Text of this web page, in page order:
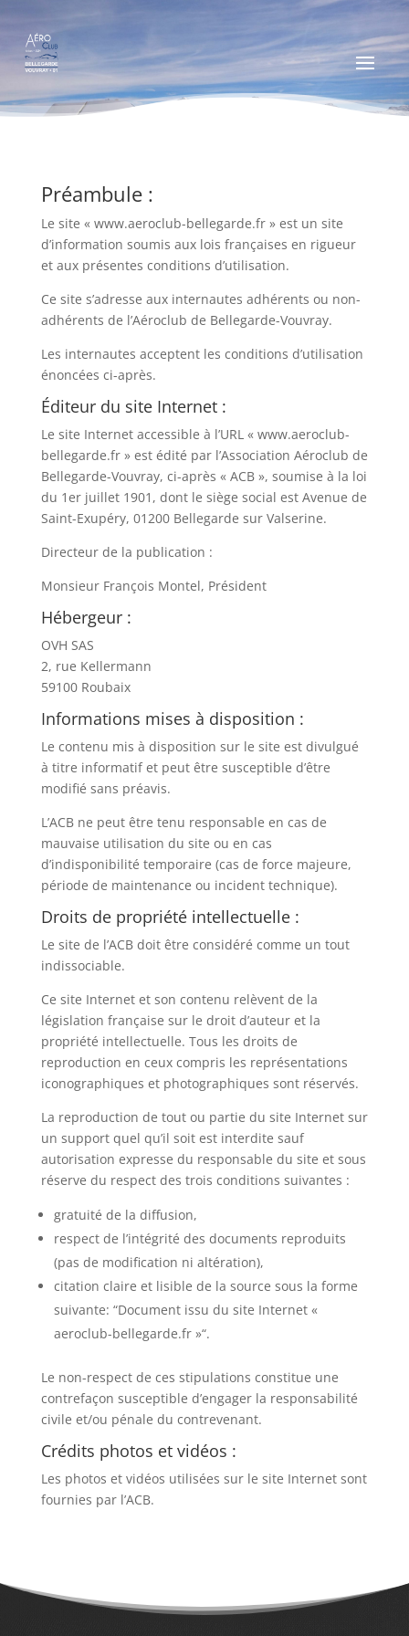
Préambule :
Le site « www.aeroclub-bellegarde.fr » est un site
d’information soumis aux lois françaises en rigueur
et aux présentes conditions d’utilisation.
Ce site s’adresse aux internautes adhérents ou non-
adhérents de l’Aéroclub de Bellegarde-Vouvray.
Les internautes acceptent les conditions d’utilisation
énoncées ci-après.
Éditeur du site Internet :
Le site Internet accessible à l’URL « www.aeroclub-
bellegarde.fr » est édité par l’Association Aéroclub de
Bellegarde-Vouvray, ci-après « ACB », soumise à la loi
du 1er juillet 1901, dont le siège social est Avenue de
Saint-Exupéry, 01200 Bellegarde sur Valserine.
Directeur de la publication :
Monsieur François Montel, Président
Hébergeur :
OVH SAS
2, rue Kellermann
59100 Roubaix
Informations mises à disposition :
Le contenu mis à disposition sur le site est divulgué
à titre informatif et peut être susceptible d’être
modifié sans préavis.
L’ACB ne peut être tenu responsable en cas de
mauvaise utilisation du site ou en cas
d’indisponibilité temporaire (cas de force majeure,
période de maintenance ou incident technique).
Droits de propriété intellectuelle :
Le site de l’ACB doit être considéré comme un tout
indissociable.
Ce site Internet et son contenu relèvent de la
législation française sur le droit d’auteur et la
propriété intellectuelle. Tous les droits de
reproduction en ceux compris les représentations
iconographiques et photographiques sont réservés.
La reproduction de tout ou partie du site Internet sur
un support quel qu’il soit est interdite sauf
autorisation expresse du responsable du site et sous
réserve du respect des trois conditions suivantes :
gratuité de la diffusion,
respect de l’intégrité des documents reproduits
(pas de modification ni altération),
citation claire et lisible de la source sous la forme
suivante: “Document issu du site Internet «
aeroclub-bellegarde.fr »“.
Le non-respect de ces stipulations constitue une
contrefaçon susceptible d’engager la responsabilité
civile et/ou pénale du contrevenant.
Crédits photos et vidéos :
Les photos et vidéos utilisées sur le site Internet sont
fournies par l’ACB.